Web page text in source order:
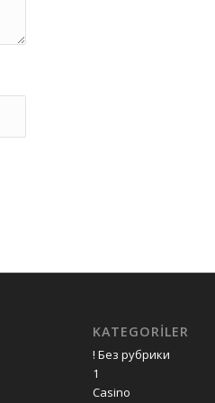
KATEGORILER
! Без рубрики
1
Casino